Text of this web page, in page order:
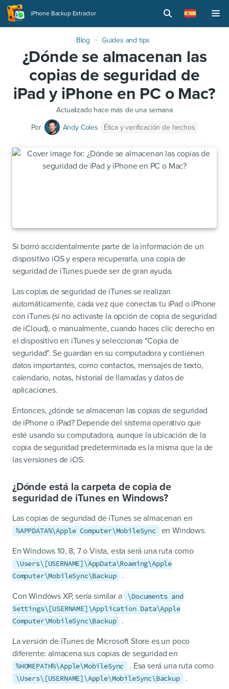
iPhone Backup Extractor
Blog Guides and tips
¿Dónde se almacenan las
copias de seguridad de
iPad y iPhone en PC o Mac?
Actualizado hace más de una semana
Por
Andy Coles Ética y verificación de hechos
Si borró accidentalmente parte de la información de un
dispositivo iOS y espera recuperarla, una copia de
seguridad de iTunes puede ser de gran ayuda.
Las copias de seguridad de iTunes se realizan
automáticamente, cada vez que conectas tu iPad o iPhone
con iTunes (si no activaste la opción de copia de seguridad
de iCloud), o manualmente, cuando haces clic derecho en
el dispositivo en iTunes y seleccionas "Copia de
seguridad". Se guardan en su computadora y contienen
datos importantes, como contactos, mensajes de texto,
calendario, notas, historial de llamadas y datos de
aplicaciones.
Entonces, ¿dónde se almacenan las copias de seguridad
de iPhone o iPad? Depende del sistema operativo que
esté usando su computadora, aunque la ubicación de la
copia de seguridad predeterminada es la misma que la de
las versiones de iOS.
¿Dónde está la carpeta de copia de
seguridad de iTunes en Windows?
Las copias de seguridad de iTunes se almacenan en
%APPDATA%\Apple Computer\MobileSync
en Windows.
En Windows 10, 8, 7 o Vista, esta será una ruta como
\Users\[USERNAME]\AppData\Roaming\Apple
Computer\MobileSync\Backup
.
Con Windows XP, sería similar a
\Documents and
Settings\[USERNAME]\Application Data\Apple
Computer\MobileSync\Backup
.
La versión de iTunes de Microsoft Store es un poco
diferente: almacena sus copias de seguridad en
%HOMEPATH%\Apple\MobileSync . Esa será una ruta como
\Users\[USERNAME]\Apple\MobileSync\Backup .